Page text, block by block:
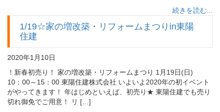
続きを読む...
1/19☆家の増改築・リフォームまつりin東陽
住建
2020年1月10日
！新春初売り！ 家の増改築・リフォームまつり 1月19日(日)
10：00～15：00 東陽住建株式会社 いよいよ2020年の初イベント
がやってきます！ 年はじめといえば、初売り★ 東陽住建でも売り
切れ御免でご用意！ リ […]